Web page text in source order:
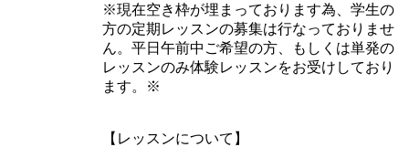
※現在空き枠が埋まっております為、学生の
方の定期レッスンの募集は行なっておりませ
ん。平日午前中ご希望の方、もしくは単発の
レッスンのみ体験レッスンをお受けしており
ます。※
【レッスンについて】